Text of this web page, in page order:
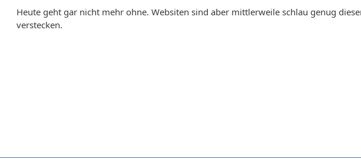
Heute geht gar nicht mehr ohne. Websiten sind aber mittlerweile schlau genug
verstecken.